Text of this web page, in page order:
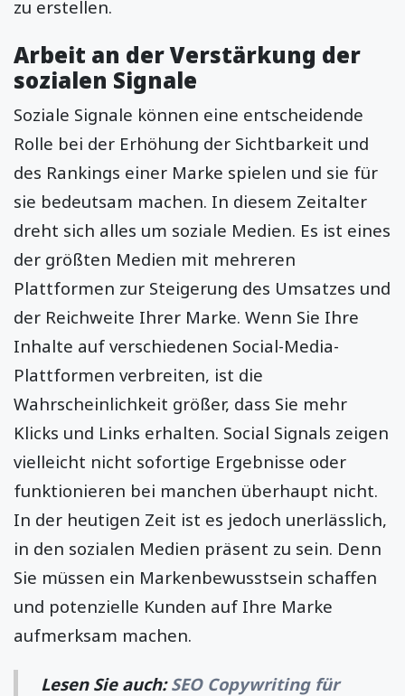
zu erstellen.
Arbeit an der Verstärkung der
sozialen Signale
Soziale Signale können eine entscheidende
Rolle bei der Erhöhung der Sichtbarkeit und
des Rankings einer Marke spielen und sie für
sie bedeutsam machen. In diesem Zeitalter
dreht sich alles um soziale Medien. Es ist eines
der größten Medien mit mehreren
Plattformen zur Steigerung des Umsatzes und
der Reichweite Ihrer Marke. Wenn Sie Ihre
Inhalte auf verschiedenen Social-Media-
Plattformen verbreiten, ist die
Wahrscheinlichkeit größer, dass Sie mehr
Klicks und Links erhalten. Social Signals zeigen
vielleicht nicht sofortige Ergebnisse oder
funktionieren bei manchen überhaupt nicht.
In der heutigen Zeit ist es jedoch unerlässlich,
in den sozialen Medien präsent zu sein. Denn
Sie müssen ein Markenbewusstsein schaffen
und potenzielle Kunden auf Ihre Marke
aufmerksam machen.
Lesen Sie auch:SEO Copywriting für